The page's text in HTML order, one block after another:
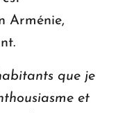
Arménie,
que je
et